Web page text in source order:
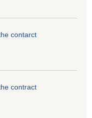
contarct
contract